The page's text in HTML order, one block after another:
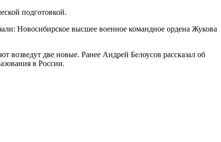
подготовкой.
Новосибирское высшее военное командное ордена Жукова
две новые. Ранее Андрей Белоусов рассказал об
в России.